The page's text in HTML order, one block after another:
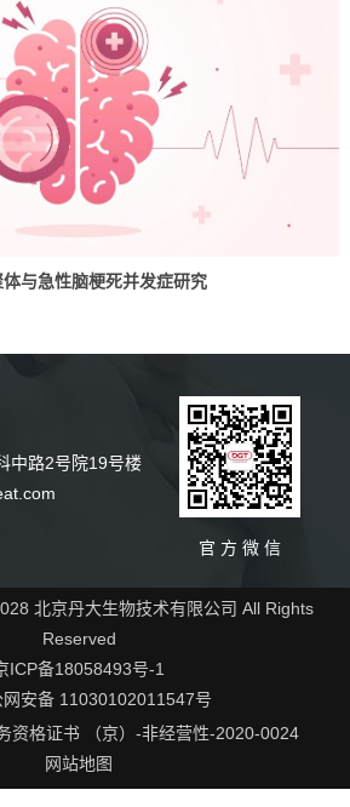
体与急性脑梗死并发症研究
中路2号院19号楼
官 方 微 信
北京丹大生物技术有限公司 All Rights
Reserved
ICP备18058493号-1
网安备 11030102011547号
资格证书 （京）-非经营性-2020-0024
网站地图